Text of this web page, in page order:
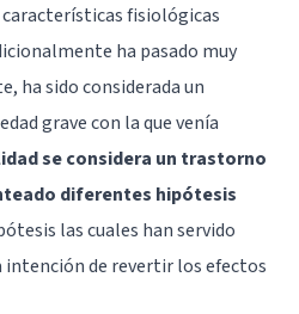
características fisiológicas
ha pasado muy
ha sido considerada un
grave con la que venía
se considera un trastorno
diferentes hipótesis
las cuales han servido
intención de revertir los efectos